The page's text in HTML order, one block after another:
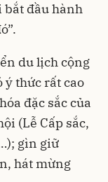
đầu hành
du lịch cộng
ý thức rất cao
đặc sắc của
(Lễ Cấp sắc,
gìn giữ
hát mừng